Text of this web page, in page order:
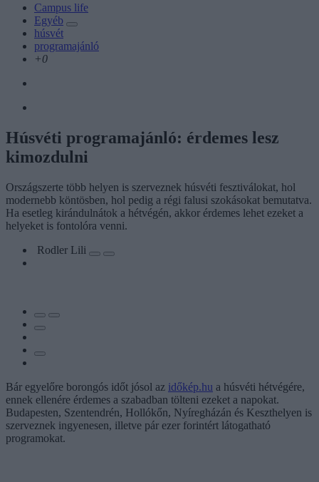
Campus life
Egyéb
húsvét
programajánló
+0
Húsvéti programajánló: érdemes lesz
kimozdulni
Országszerte több helyen is szerveznek húsvéti fesztiválokat, hol
modernebb köntösben, hol pedig a régi falusi szokásokat bemutatva.
Ha esetleg kirándulnátok a hétvégén, akkor érdemes lehet ezeket a
helyeket is fontolóra venni.
Rodler Lili
Bár egyelőre borongós időt jósol az időkép.hu a húsvéti hétvégére,
ennek ellenére érdemes a szabadban tölteni ezeket a napokat.
Budapesten, Szentendrén, Hollókőn, Nyíregházán és Keszthelyen is
szerveznek ingyenesen, illetve pár ezer forintért látogatható
programokat.